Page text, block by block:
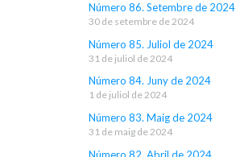
Número 86. Setembre de 2024
30 de setembre de 2024
Número 85. Juliol de 2024
31 de juliol de 2024
Número 84. Juny de 2024
1 de juliol de 2024
Número 83. Maig de 2024
31 de maig de 2024